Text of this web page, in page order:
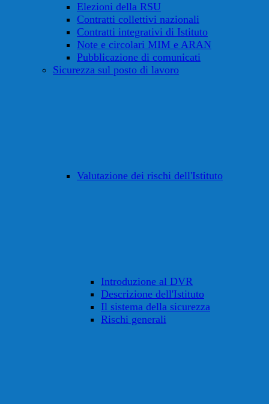
Elezioni della RSU
Contratti collettivi nazionali
Contratti integrativi di Istituto
Note e circolari MIM e ARAN
Pubblicazione di comunicati
Sicurezza sul posto di lavoro
Valutazione dei rischi dell'Istituto
Introduzione al DVR
Descrizione dell'Istituto
Il sistema della sicurezza
Rischi generali